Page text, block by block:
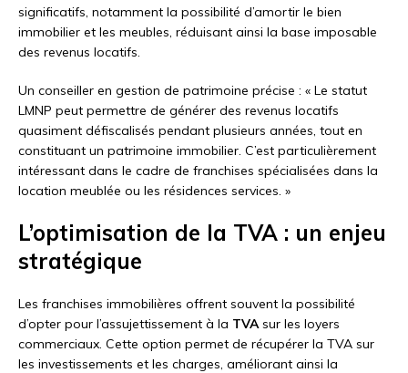
significatifs, notamment la possibilité d’amortir le bien
immobilier et les meubles, réduisant ainsi la base imposable
des revenus locatifs.
Un conseiller en gestion de patrimoine précise : « Le statut
LMNP peut permettre de générer des revenus locatifs
quasiment défiscalisés pendant plusieurs années, tout en
constituant un patrimoine immobilier. C’est particulièrement
intéressant dans le cadre de franchises spécialisées dans la
location meublée ou les résidences services. »
L’optimisation de la TVA : un enjeu
stratégique
Les franchises immobilières offrent souvent la possibilité
d’opter pour l’assujettissement à la TVAsur les loyers
commerciaux. Cette option permet de récupérer la TVA sur
les investissements et les charges, améliorant ainsi la